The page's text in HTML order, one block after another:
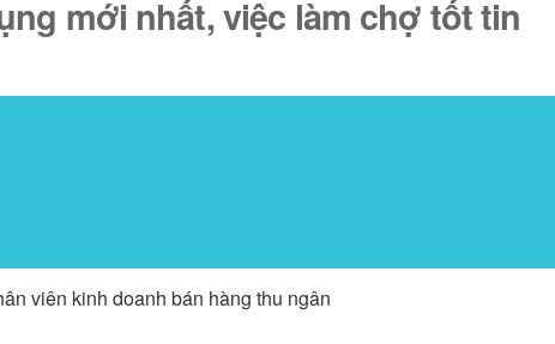
mới nhất, việc làm chợ tốt tin
viên kinh doanh bán hàng thu ngân